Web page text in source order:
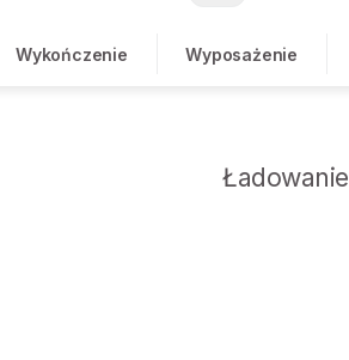
Wykończenie Wyposażenie
Ładowanie